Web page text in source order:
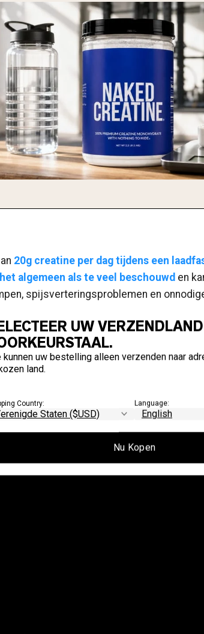
20g creatine per dag tijdens een
algemeen als te veel beschouwd en
spijsverteringsproblemen en
UW
kunnen uw bestelling alleen verzenden naar
land.
Country: Language:
Nu Kopen